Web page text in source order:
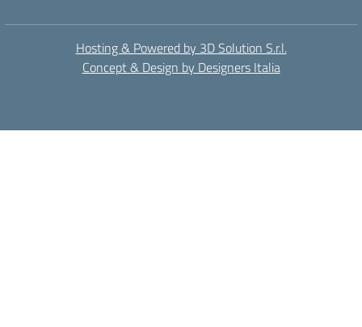
Hosting & Powered by 3D Solution S.r.l.
Concept & Design by Designers Italia